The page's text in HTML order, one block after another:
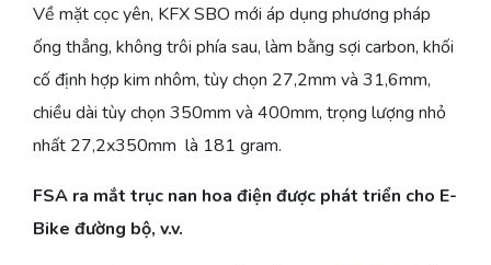
Về mặt cọc yên, KFX SBO mới áp dụng phương pháp
ống thẳng, không trôi phía sau, làm bằng sợi carbon, khối
cố định hợp kim nhôm, tùy chọn 27,2mm và 31,6mm,
chiều dài tùy chọn 350mm và 400mm, trọng lượng nhỏ
nhất 27,2x350mm là 181 gram.
FSA ra mắt trục nan hoa điện được phát triển cho E-
Bike đường bộ, v.v.